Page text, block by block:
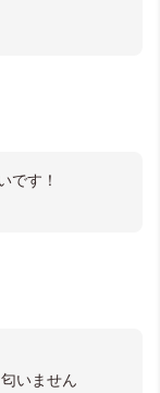
です！
いません